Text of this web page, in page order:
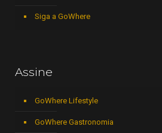
Siga a GoWhere
Assine
GoWhere Lifestyle
GoWhere Gastronomia